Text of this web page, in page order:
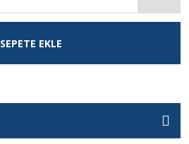
SEPETE EKLE